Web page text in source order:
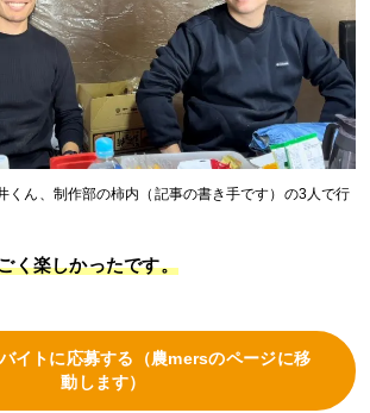
くん、制作部の柿内（記事の書き手です）の3人で行
く楽しかったです。
イトに応募する（農mersのページに移
動します）